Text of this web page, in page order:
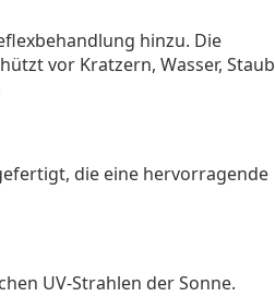
hinzu. Die
vor Kratzern, Wasser, Staub
die eine hervorragende
UV-Strahlen der Sonne.